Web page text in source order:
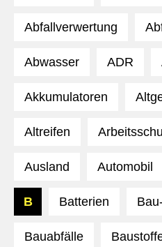
Abfallverwertung
Abwasser ADR
Akkumulatoren
Altreifen
Ausland Automobil
B Batterien
Bauabfälle